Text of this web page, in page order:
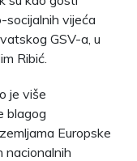
vijeća
GSV-a, u
Ribić.
je više
blagog
Europske
nacionalnih